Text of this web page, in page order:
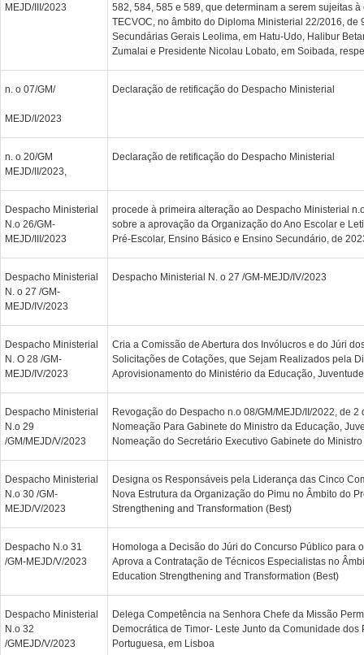
MEJD/III/2023
582, 584, 585 e 589, que determinam a serem sujeitas
TECVOC, no âmbito do Diploma Ministerial 22/2016, de
Secundárias Gerais Leolima, em Hatu-Udo, Halibur
Zumalai e Presidente Nicolau Lobato, em Soibada,
n. o 07/GM/
MEJD/I/2023
Declaração de retificação do Despacho Ministerial
n. o 20/GM
MEJD/II/2023,
Declaração de retificação do Despacho Ministerial
Despacho Ministerial
N.o 26/GM-
MEJD/III/2023
procede à primeira alteração ao Despacho Ministerial
sobre a aprovação da Organização do Ano Escolar e
Pré-Escolar, Ensino Básico e Ensino Secundário, de
Despacho Ministerial
N. o 27 /GM-
MEJD/IV/2023
Despacho Ministerial N. o 27 /GM-MEJD/IV/2023
Despacho Ministerial
N. O 28 /GM-
MEJD/IV/2023
Cria a Comissão de Abertura dos Invólucros e do Júri
Solicitações de Cotações, que Sejam Realizados pela
Aprovisionamento do Ministério da Educação,
Despacho Ministerial
N.o 29
/GM/MEJD/V/2023
Revogação do Despacho n.o 08/GM/MEJD/II/2022, de 2
Nomeação Para Gabinete do Ministro da Educação,
Nomeação do Secretário Executivo Gabinete do Ministro
Despacho Ministerial
N.o 30 /GM-
MEJD/V/2023
Designa os Responsáveis pela Liderança das Cinco
Nova Estrutura da Organização do Pimu no Âmbito do
Strengthening and Transformation (Best)
Despacho N.o 31
/GM-MEJD/V/2023
Homologa a Decisão do Júri do Concurso Público para
Aprova a Contratação de Técnicos Especialistas no
Education Strengthening and Transformation (Best)
Despacho Ministerial
N.o 32
/GMEJD/V/2023
Delega Competência na Senhora Chefe da Missão
Democrática de Timor- Leste Junto da Comunidade dos
Portuguesa, em Lisboa